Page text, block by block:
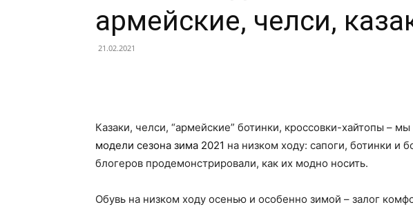
армейские, челси,
21.02.2021
Казаки, челси, “армейские” ботинки, кроссовки-хайтопы –
модели сезона зима 2021 на низком ходу: сапоги, ботинки и
блогеров продемонстрировали, как их модно носить.
Обувь на низком ходу осенью и особенно зимой – залог